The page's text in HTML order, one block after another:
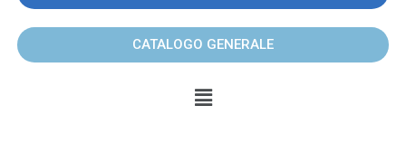
CATALOGO GENERALE